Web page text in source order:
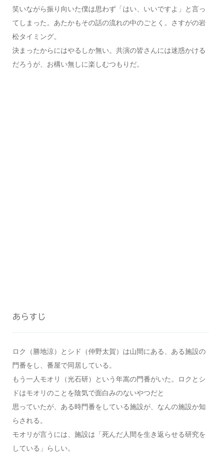
笑いながら振り向いた僕は思わず「はい、いいですよ」と言っ
てしまった。あたかもその話の流れの中のごとく。さすがの岩
松タイミング。
決まったからにはやるしか無い。共演の皆さんには迷惑かける
だろうが、お構い無しに楽しむつもりだ。
あらすじ
ロク（勝地涼）とシド（仲野太賀）は山間にある、ある施設の
門番をし、番屋で同居している。
もう一人モオリ（光石研）という年嵩の門番がいた。ロクとシ
ドはモオリのことを陰気で面白みのないやつだと
思っていたが、ある時門番をしている施設が、なんの施設か知
らされる。
モオリが言うには、施設は「死んだ人間を生き返らせる研究を
している」らしい。